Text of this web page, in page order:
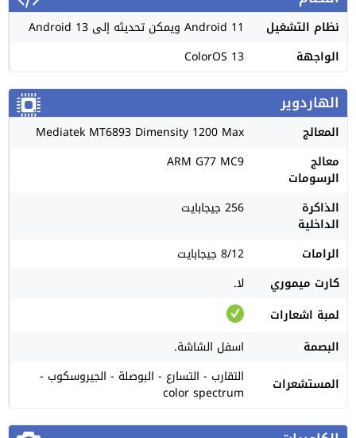
نظام التشغيل
Android 11 ويمكن تحديثه إلى Android 13
الواجهة
ColorOS 13
الهاردوير
المعالج
Mediatek MT6893 Dimensity 1200 Max
معالج
الرسومات
ARM G77 MC9
الذاكرة
الداخلية
256 جيجابايت
الرامات
8/12 جيجابايت
كارت ميموري
لا.
لمبة اشعارات
البصمة
اسفل الشاشة.
المستشعرات
التقارب - التسارع - البوصلة - الجيروسكوب -
color spectrum